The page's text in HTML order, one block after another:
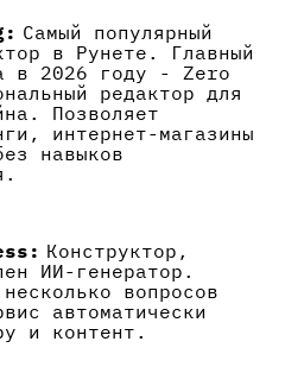
Самый популярный
в Рунете. Главный
в 2026 году - Zero
редактор для
Позволяет
интернет-магазины
навыков
Конструктор,
ИИ-генератор.
вопросов
автоматически
и контент.